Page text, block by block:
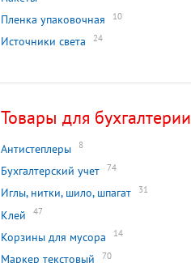
Пленка упаковочная 10
Источники света 24
Товары для бухгалтерии
Антистеплеры 8
Бухгалтерский учет 74
Иглы, нитки, шило, шпагат 31
Клей 47
Корзины для мусора 14
Маркер текстовый 70